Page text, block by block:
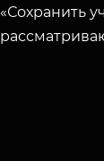
«Сохранить